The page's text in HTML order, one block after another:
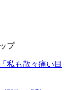
プ
私も散々痛い目